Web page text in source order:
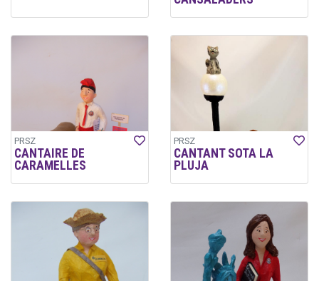
PRSZ
CANTAIRE DE
CARAMELLES
PRSZ
CANTANT SOTA LA
PLUJA